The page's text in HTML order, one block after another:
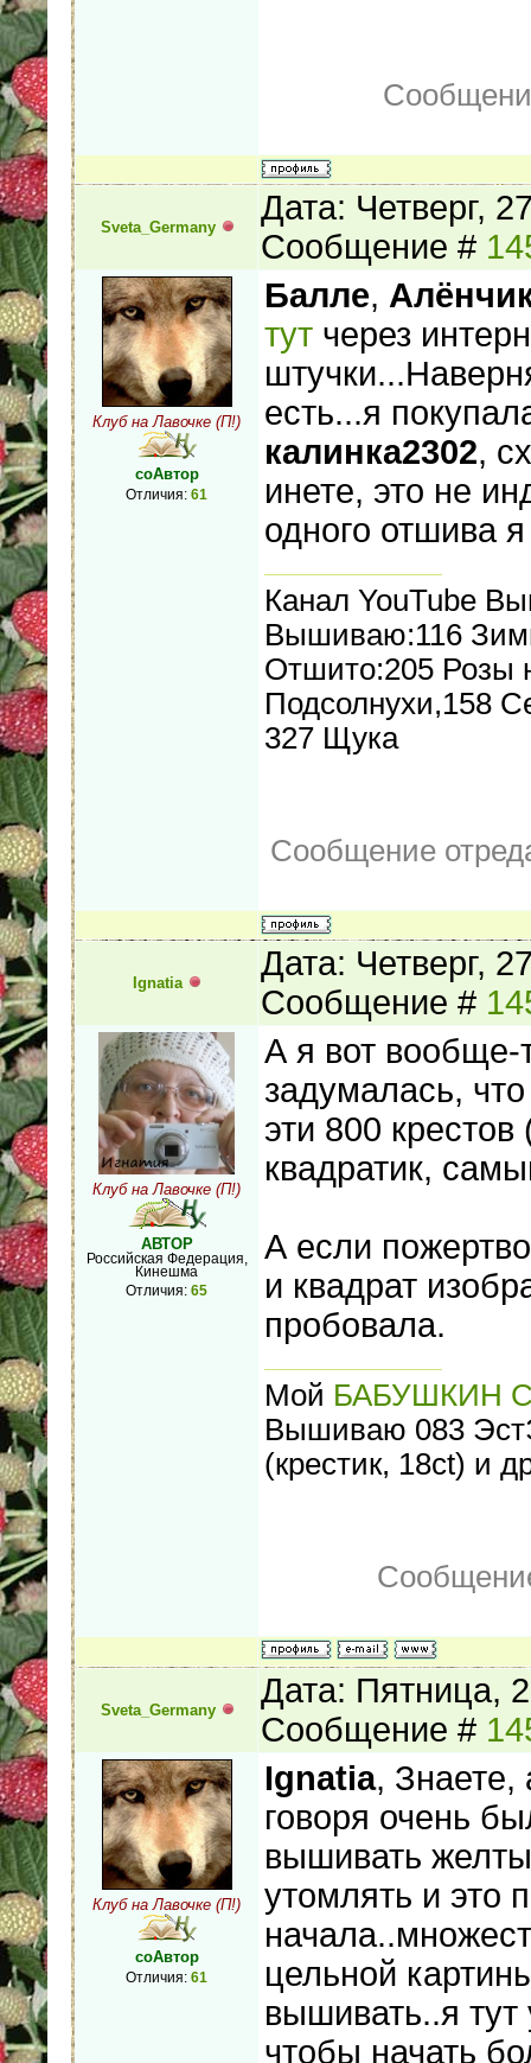
Sveta_Germany
Дата: Четверг,
Сообщение #
Клуб на Лавочке (П!)
соАвтор
Отличия: 61
Балле,
тут через
есть...я
калинка2302,
инете, это не
одного отшива
Канал YouTube
Вышиваю:116
Отшито:205 Розы
Подсолнухи,158
327 Щука
Сообщение
Ignatia
Дата: Четверг,
Сообщение #
Клуб на Лавочке (П!)
АВТОР
Российская Федерация,
Кинешма
Отличия: 65
А я вот вообще-
задумалась,
эти 800
квадратик,
А если
и квадрат
пробовала.
Мой БАБУШКИН
Вышиваю 083
(крестик, 18ct) и
Sveta_Germany
Дата: Пятница,
Сообщение #
Клуб на Лавочке (П!)
соАвтор
Отличия: 61
Ignatia, Знаете,
говоря очень
вышивать
утомлять и это
цельной
вышивать..я
чтобы начать